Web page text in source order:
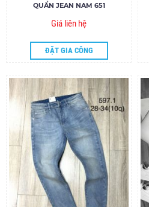
QUẦN JEAN NAM 651
Giá liên hệ
ĐẶT GIA CÔNG